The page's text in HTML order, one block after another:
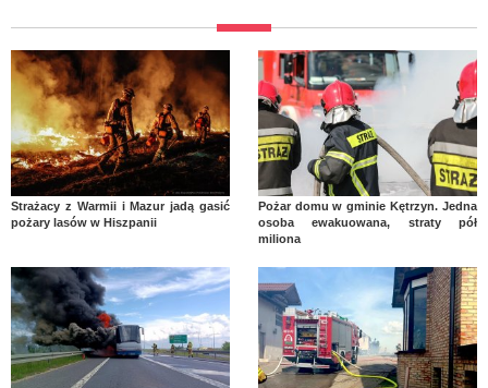
Strażacy z Warmii i Mazur jadą gasić
pożary lasów w Hiszpanii
Pożar domu w gminie Kętrzyn. Jedna
osoba ewakuowana, straty pół
miliona